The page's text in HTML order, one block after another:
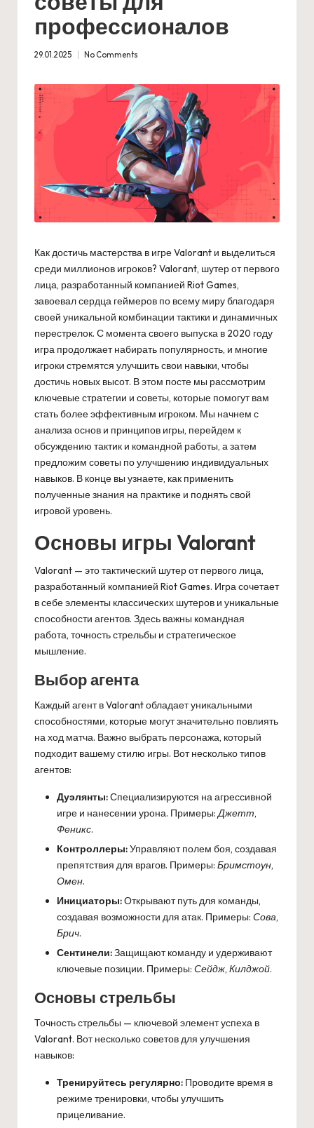
профессионалов
29.01.2025 No Comments
Как достичь мастерства в игре Valorant и выделиться
среди миллионов игроков? Valorant, шутер от первого
лица, разработанный компанией Riot Games,
завоевал сердца геймеров по всему миру благодаря
своей уникальной комбинации тактики и динамичных
перестрелок. С момента своего выпуска в 2020 году
игра продолжает набирать популярность, и многие
игроки стремятся улучшить свои навыки, чтобы
достичь новых высот. В этом посте мы рассмотрим
ключевые стратегии и советы, которые помогут вам
стать более эффективным игроком. Мы начнем с
анализа основ и принципов игры, перейдем к
обсуждению тактик и командной работы, а затем
предложим советы по улучшению индивидуальных
навыков. В конце вы узнаете, как применить
полученные знания на практике и поднять свой
игровой уровень.
Основы игры Valorant
Valorant — это тактический шутер от первого лица,
разработанный компанией Riot Games. Игра сочетает
в себе элементы классических шутеров и уникальные
способности агентов. Здесь важны командная
работа, точность стрельбы и стратегическое
мышление.
Выбор агента
Каждый агент в Valorant обладает уникальными
способностями, которые могут значительно повлиять
на ход матча. Важно выбрать персонажа, который
подходит вашему стилю игры. Вот несколько типов
агентов:
Дуэлянты:Специализируются на агрессивной
игре и нанесении урона. Примеры:Джетт,
Феникс.
Контроллеры:Управляют полем боя, создавая
препятствия для врагов. Примеры: Бримстоун,
Омен.
Инициаторы:Открывают путь для команды,
создавая возможности для атак. Примеры: Сова,
Брич.
Сентинели:Защищают команду и удерживают
ключевые позиции. Примеры: Сейдж, Килджой.
Основы стрельбы
Точность стрельбы — ключевой элемент успеха в
Valorant. Вот несколько советов для улучшения
навыков:
Тренируйтесь регулярно: Проводите время в
режиме тренировки, чтобы улучшить
прицеливание.